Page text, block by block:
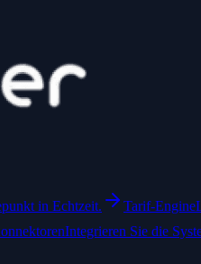
in Echtzeit. Tarif-Engine
Integrieren Sie die